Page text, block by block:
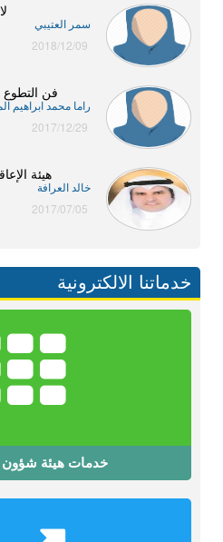
سمر العتيبي
2018/12/09
فن التطوع
راما محمد ابراهيم
2017/12/29
هيئة
خالد العرافة
2017/07/05
خدماتنا الالكترونية
خدمات هيئة شؤون